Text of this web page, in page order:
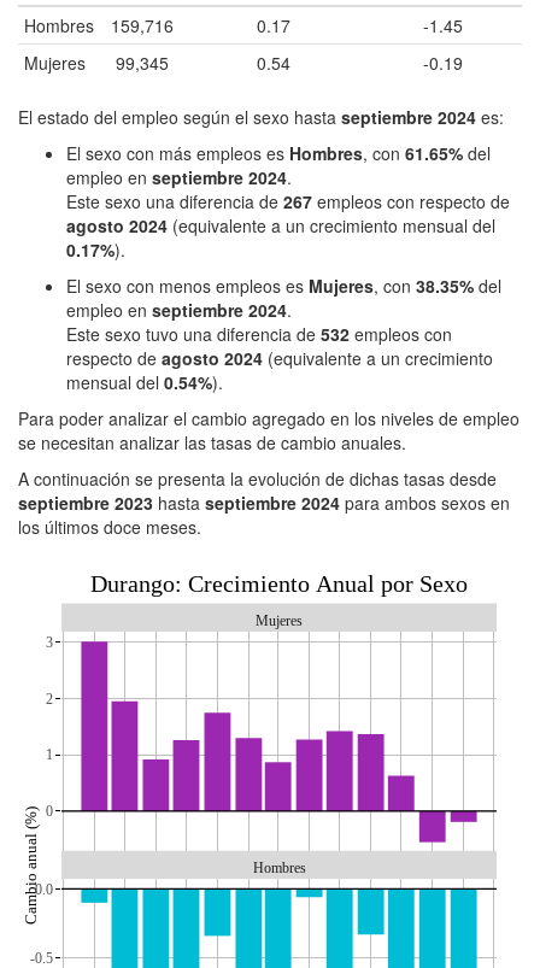
Hombres
159,716 0.17
-1.45
Mujeres
99,345 0.54 -0.19
El estado del empleo según el sexo hasta septiembre 2024 es:
El sexo con más empleos es Hombres, con 61.65% del
empleo en septiembre 2024.
Este sexo una diferencia de 267 empleos con respecto de
agosto 2024 (equivalente a un crecimiento mensual del
0.17%).
El sexo con menos empleos es Mujeres, con 38.35% del
empleo en septiembre 2024.
Este sexo tuvo una diferencia de 532 empleos con
respecto de agosto 2024 (equivalente a un crecimiento
mensual del 0.54%).
Para poder analizar el cambio agregado en los niveles de empleo
se necesitan analizar las tasas de cambio anuales.
A continuación se presenta la evolución de dichas tasas desde
septiembre 2023 hasta septiembre 2024 para ambos sexos en
los últimos doce meses.
0
1
2
3
-0.5
0.0
Durango: Crecimiento Anual por Sexo
Cambio anual (%)
Mujeres
Hombres